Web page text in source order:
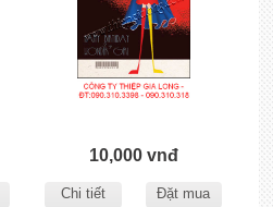
10,000 vnđ
Chi tiết Đặt mua